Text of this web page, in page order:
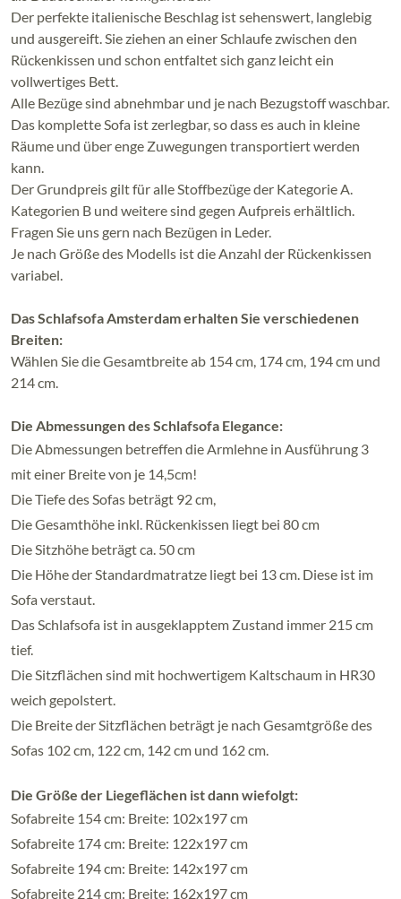
Der perfekte italienische Beschlag ist sehenswert, langlebig
und ausgereift. Sie ziehen an einer Schlaufe zwischen den
Rückenkissen und schon entfaltet sich ganz leicht ein
vollwertiges Bett.
Alle Bezüge sind abnehmbar und je nach Bezugstoff waschbar.
Das komplette Sofa ist zerlegbar, so dass es auch in kleine
Räume und über enge Zuwegungen transportiert werden
kann.
Der Grundpreis gilt für alle Stoffbezüge der Kategorie A.
Kategorien B und weitere sind gegen Aufpreis erhältlich.
Fragen Sie uns gern nach Bezügen in Leder.
Je nach Größe des Modells ist die Anzahl der Rückenkissen
variabel.
Das Schlafsofa Amsterdam erhalten Sie verschiedenen
Breiten:
Wählen Sie die Gesamtbreite ab 154 cm, 174 cm, 194 cm und
214 cm.
Die Abmessungen des Schlafsofa Elegance:
Die Abmessungen betreffen die Armlehne in Ausführung 3
mit einer Breite von je 14,5cm!
Die Tiefe des Sofas beträgt 92 cm,
Die Gesamthöhe inkl. Rückenkissen liegt bei 80 cm
Die Sitzhöhe beträgt ca. 50 cm
Die Höhe der Standardmatratze liegt bei 13 cm. Diese ist im
Sofa verstaut.
Das Schlafsofa ist in ausgeklapptem Zustand immer 215 cm
tief.
Die Sitzflächen sind mit hochwertigem Kaltschaum in HR30
weich gepolstert.
Die Breite der Sitzflächen beträgt je nach Gesamtgröße des
Sofas 102 cm, 122 cm, 142 cm und 162 cm.
Die Größe der Liegeflächen ist dann wiefolgt:
Sofabreite 154 cm: Breite: 102x197 cm
Sofabreite 174 cm: Breite: 122x197 cm
Sofabreite 194 cm: Breite: 142x197 cm
Sofabreite 214 cm: Breite: 162x197 cm